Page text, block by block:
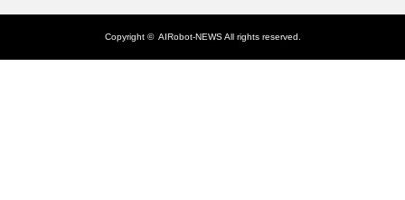
Copyright © AIRobot-NEWSAll rights reserved.